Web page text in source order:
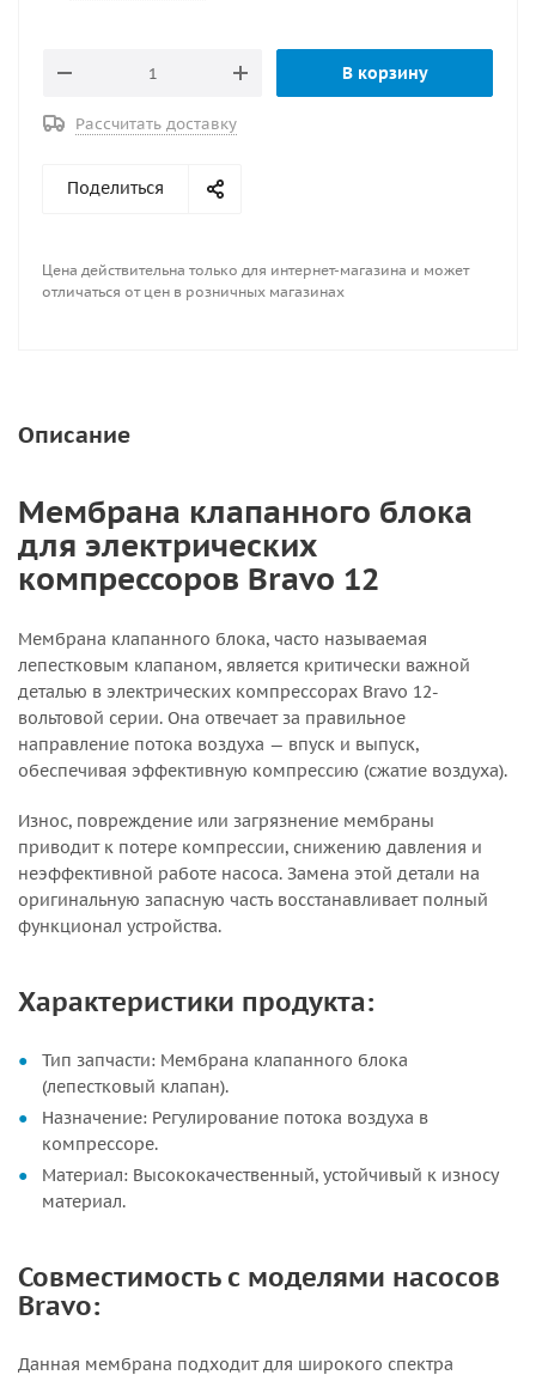
В корзину
Рассчитать доставку
Поделиться
Цена действительна только для интернет-магазина и может
отличаться от цен в розничных магазинах
Описание
Мембрана клапанного блока
для электрических
компрессоров Bravo 12
Мембрана клапанного блока, часто называемая
лепестковым клапаном, является критически важной
деталью в электрических компрессорах Bravo 12-
вольтовой серии. Она отвечает за правильное
направление потока воздуха — впуск и выпуск,
обеспечивая эффективную компрессию (сжатие воздуха).
Износ, повреждение или загрязнение мембраны
приводит к потере компрессии, снижению давления и
неэффективной работе насоса. Замена этой детали на
оригинальную запасную часть восстанавливает полный
функционал устройства.
Характеристики продукта:
Тип запчасти: Мембрана клапанного блока
(лепестковый клапан).
Назначение: Регулирование потока воздуха в
компрессоре.
Материал: Высококачественный, устойчивый к износу
материал.
Совместимость с моделями насосов
Bravo:
Данная мембрана подходит для широкого спектра